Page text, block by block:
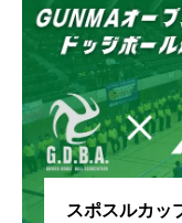
スポスルカッ